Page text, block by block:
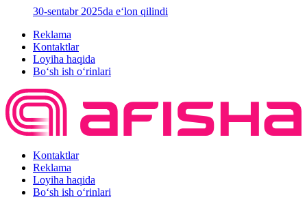
30-sentabr 2025da e‘lon qilindi
Reklama
Kontaktlar
Loyiha haqida
Bo‘sh ish o‘rinlari
Kontaktlar
Reklama
Loyiha haqida
Bo‘sh ish o‘rinlari